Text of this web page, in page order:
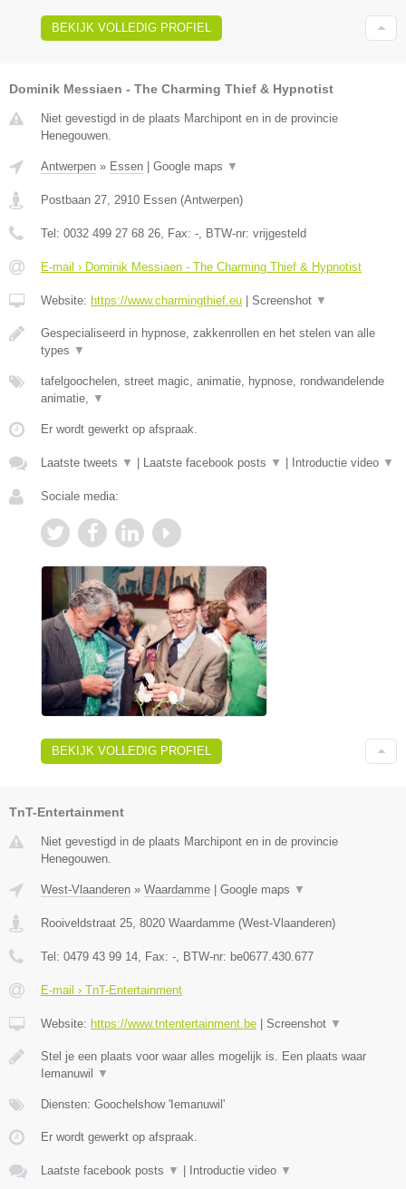
BEKIJK VOLLEDIG PROFIEL
Dominik Messiaen - The Charming Thief & Hypnotist
Niet gevestigd in de plaats Marchipont en in de provincie
Henegouwen.
Antwerpen » Essen Google maps ▼
Postbaan 27, 2910 Essen (Antwerpen)
Tel: 0032 499 27 68 26, Fax: -, BTW-nr: vrijgesteld
E-mail › Dominik Messiaen - The Charming Thief & Hypnotist
Website: https://www.charmingthief.eu Screenshot ▼
Gespecialiseerd in hypnose, zakkenrollen en het stelen van alle
types ▼
tafelgoochelen, street magic, animatie, hypnose, rondwandelende
animatie, ▼
Er wordt gewerkt op afspraak.
Laatste tweets ▼ Laatste facebook posts ▼ Introductie video ▼
Sociale media:
BEKIJK VOLLEDIG PROFIEL
TnT-Entertainment
Niet gevestigd in de plaats Marchipont en in de provincie
Henegouwen.
West-Vlaanderen » Waardamme Google maps ▼
Rooiveldstraat 25 8020 Waardamme (West-Vlaanderen)
Tel: 0479 43 99 14 , Fax: - , BTW-nr: be0677.430.677
E-mail › TnT-Entertainment
Website: https://www.tntentertainment.be Screenshot ▼
Stel je een plaats voor waar alles mogelijk is. Een plaats waar
Iemanuwil
▼
Diensten: Goochelshow 'Iemanuwil'
Er wordt gewerkt op afspraak.
Laatste facebook posts ▼ Introductie video ▼